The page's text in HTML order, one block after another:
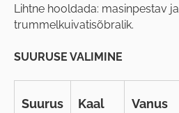
Lihtne hooldada: masinpestav ja
trummelkuivatisõbralik.
SUURUSE VALIMINE
Suurus Kaal Vanus